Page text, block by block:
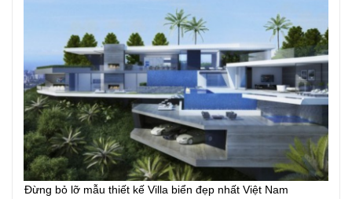
Đừng bỏ lỡ mẫu thiết kế Villa biển đẹp nhất Việt Nam